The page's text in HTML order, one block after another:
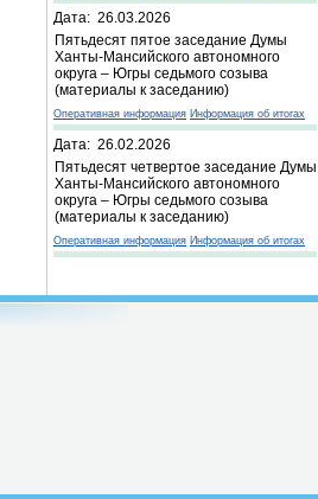
Дата: 26.03.2026
Пятьдесят пятое заседание Думы
Ханты-Мансийского автономного
округа – Югры седьмого созыва
(материалы к заседанию)
Оперативная информация Информация об итогах
Дата: 26.02.2026
Пятьдесят четвертое заседание Думы
Ханты-Мансийского автономного
округа – Югры седьмого созыва
(материалы к заседанию)
Оперативная информация Информация об итогах